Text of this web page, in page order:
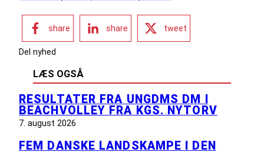
share share tweet
Del nyhed
LÆS OGSÅ
RESULTATER FRA UNGDMS DM I
BEACHVOLLEY FRA KGS. NYTORV
7. august 2026
FEM DANSKE LANDSKAMPE I DEN